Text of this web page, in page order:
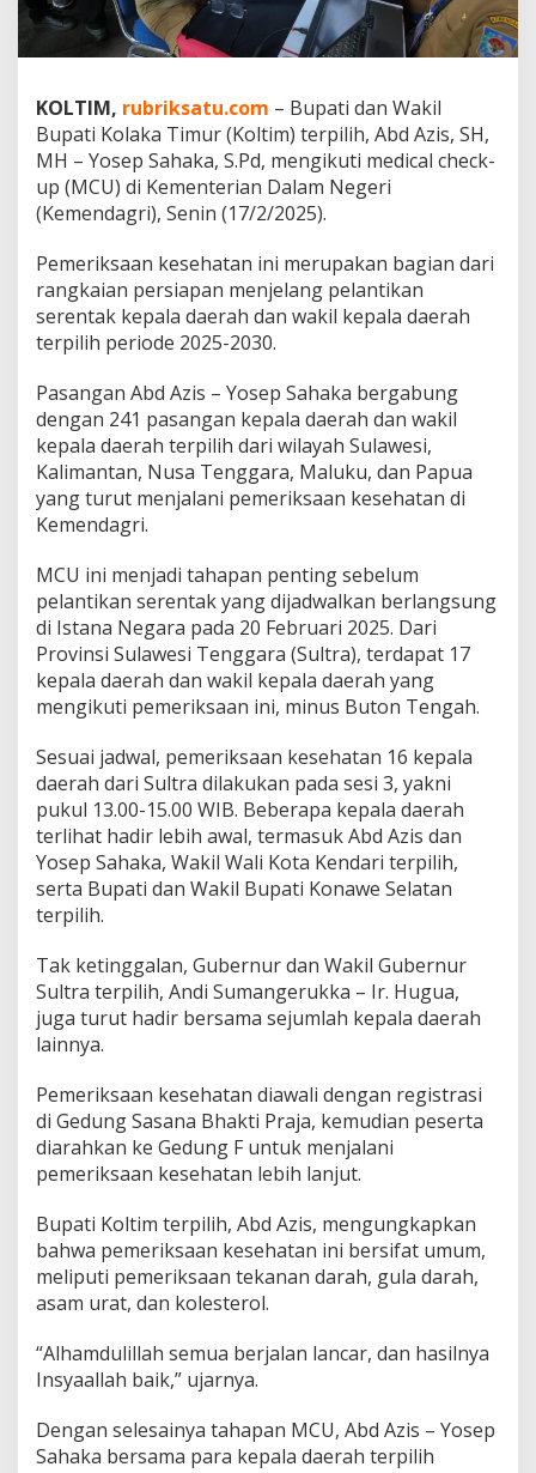
a
t
i
a
n
W
a
b
u
o
l
t
i
T
e
r
p
i
l
i
a
l
n
M
e
c
a
C
h
e
c
U
p
d
i
m
e
n
d
a
r
i
KOLTIM, rubriksatu.com – Bupati dan Wakil
Bupati Kolaka Timur (Koltim) terpilih, Abd Azis, SH,
MH – Yosep Sahaka, S.Pd, mengikuti medical check-
up (MCU) di Kementerian Dalam Negeri
(Kemendagri), Senin (17/2/2025).
Pemeriksaan kesehatan ini merupakan bagian dari
rangkaian persiapan menjelang pelantikan
serentak kepala daerah dan wakil kepala daerah
terpilih periode 2025-2030.
Pasangan Abd Azis – Yosep Sahaka bergabung
dengan 241 pasangan kepala daerah dan wakil
kepala daerah terpilih dari wilayah Sulawesi,
Kalimantan, Nusa Tenggara, Maluku, dan Papua
yang turut menjalani pemeriksaan kesehatan di
Kemendagri.
MCU ini menjadi tahapan penting sebelum
pelantikan serentak yang dijadwalkan berlangsung
di Istana Negara pada 20 Februari 2025. Dari
Provinsi Sulawesi Tenggara (Sultra), terdapat 17
kepala daerah dan wakil kepala daerah yang
mengikuti pemeriksaan ini, minus Buton Tengah.
Sesuai jadwal, pemeriksaan kesehatan 16 kepala
daerah dari Sultra dilakukan pada sesi 3, yakni
pukul 13.00-15.00 WIB. Beberapa kepala daerah
terlihat hadir lebih awal, termasuk Abd Azis dan
Yosep Sahaka, Wakil Wali Kota Kendari terpilih,
serta Bupati dan Wakil Bupati Konawe Selatan
terpilih.
Tak ketinggalan, Gubernur dan Wakil Gubernur
Sultra terpilih, Andi Sumangerukka – Ir. Hugua,
juga turut hadir bersama sejumlah kepala daerah
lainnya.
Pemeriksaan kesehatan diawali dengan registrasi
di Gedung Sasana Bhakti Praja, kemudian peserta
diarahkan ke Gedung F untuk menjalani
pemeriksaan kesehatan lebih lanjut.
Bupati Koltim terpilih, Abd Azis, mengungkapkan
bahwa pemeriksaan kesehatan ini bersifat umum,
meliputi pemeriksaan tekanan darah, gula darah,
asam urat, dan kolesterol.
“Alhamdulillah semua berjalan lancar, dan hasilnya
Insyaallah baik,” ujarnya.
Dengan selesainya tahapan MCU, Abd Azis – Yosep
Sahaka bersama para kepala daerah terpilih